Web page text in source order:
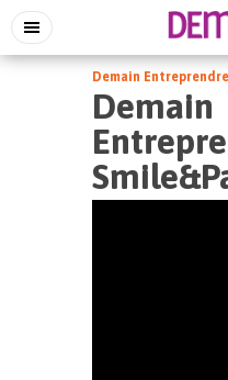
Demain Entreprendre
Demain